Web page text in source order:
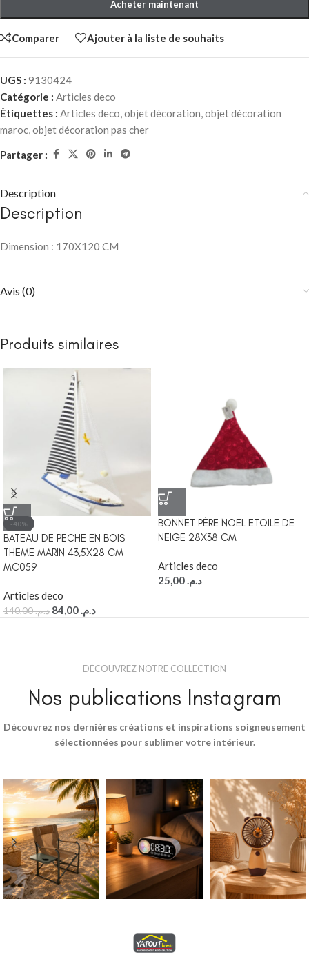
Acheter maintenant
Comparer Ajouter à la liste de souhaits
UGS : 9130424
Catégorie : Articles deco
Étiquettes : Articles deco,objet décoration,objet décoration
maroc,objet décoration pas cher
Partager :
Description
Description
Dimension : 170X120 CM
Avis (0)
Produits similaires
-40%
BATEAU DE PECHE EN BOIS
THEME MARIN 43,5X28 CM
MC059
Articles deco
د.م.140,00 د.م.
BONNET PÈRE NOEL ETOILE DE
NEIGE 28X38 CM
Articles deco
د.م.
DÉCOUVREZ NOTRE COLLECTION
Nos publications Instagram
Découvrez nos dernières créations et inspirations soigneusement
sélectionnées pour sublimer votre intérieur.